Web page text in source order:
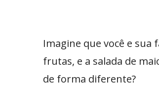
Imagine que você e
frutas, e a salada de
de forma diferente?